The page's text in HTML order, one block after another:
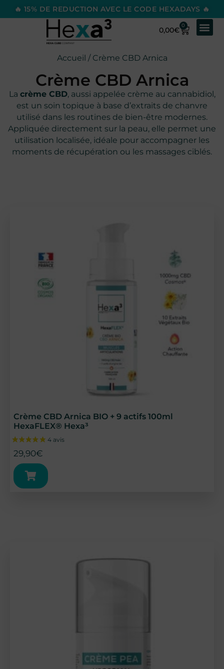
🔥 15% DE REDUCTION AVEC LE CODE HEXADAYS 🔥
0,00€
0
Accueil / Crème CBD Arnica
Crème CBD Arnica
La crème CBD, aussi appelée crème au cannabidiol,
est un soin topique à base d’extraits de chanvre
utilisé dans les routines de bien-être modernes.
Appliquée directement sur la peau, elle permet une
utilisation localisée, idéale pour accompagner les
moments de récupération ou les massages ciblés.
Crème CBD Arnica BIO + 9 actifs 100ml
HexaFLEX® Hexa³
29,90€